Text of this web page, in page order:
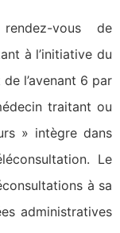
vous de
à l’initiative du
l’avenant 6 par
traitant ou
» intègre dans
Le
à sa
administratives